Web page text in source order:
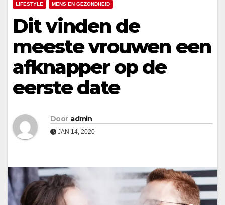
LIFESTYLE MENS EN GEZONDHEID
Dit vinden de
meeste vrouwen een
afknapper op de
eerste date
Door admin
JAN 14, 2020